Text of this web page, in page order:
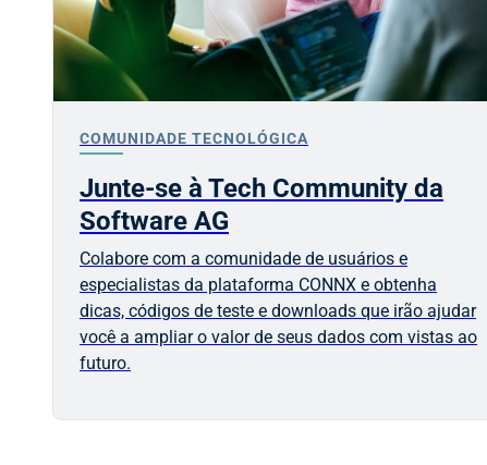
COMUNIDADE TECNOLÓGICA
Junte-se à Tech Community da
Software AG
Colabore com a comunidade de usuários e
especialistas da plataforma CONNX e obtenha
dicas, códigos de teste e downloads que irão ajudar
você a ampliar o valor de seus dados com vistas ao
futuro.